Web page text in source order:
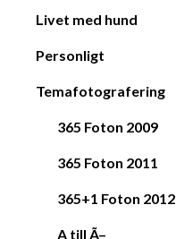
Livet med hund
Personligt
Temafotografering
365 Foton 2009
365 Foton 2011
365+1 Foton 2012
A till Ã–